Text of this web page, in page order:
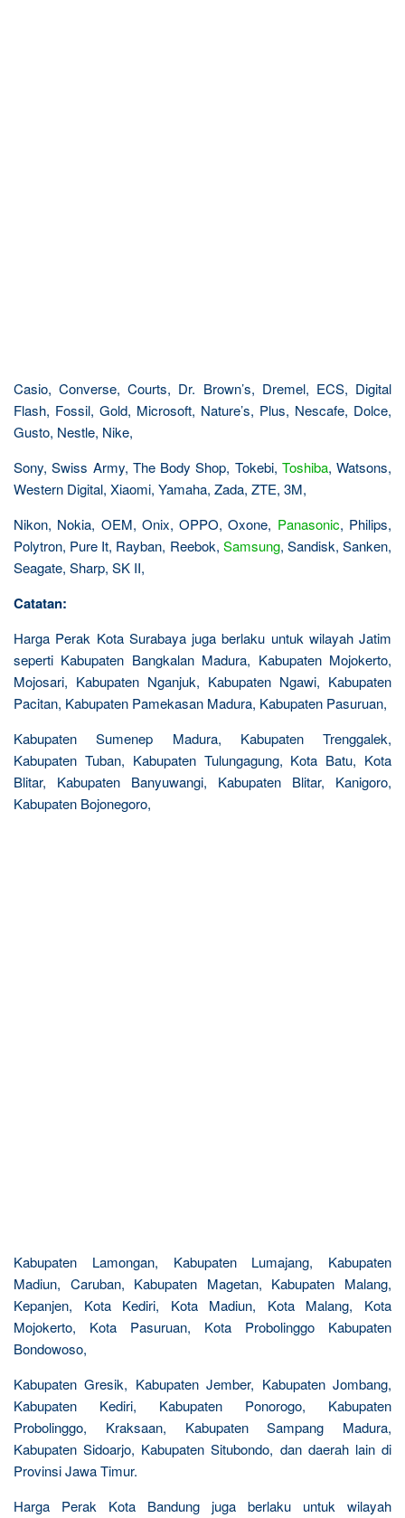
Casio, Converse, Courts, Dr. Brown’s, Dremel, ECS, Digital
Flash, Fossil, Gold, Microsoft, Nature’s, Plus, Nescafe, Dolce,
Gusto, Nestle, Nike,
Sony, Swiss Army, The Body Shop, Tokebi, Toshiba, Watsons,
Western Digital, Xiaomi, Yamaha, Zada, ZTE, 3M,
Nikon, Nokia, OEM, Onix, OPPO, Oxone, Panasonic, Philips,
Polytron, Pure It, Rayban, Reebok, Samsung, Sandisk, Sanken,
Seagate, Sharp, SK II,
Catatan:
Harga Perak Kota Surabaya juga berlaku untuk wilayah Jatim
seperti Kabupaten Bangkalan Madura, Kabupaten Mojokerto,
Mojosari, Kabupaten Nganjuk, Kabupaten Ngawi, Kabupaten
Pacitan, Kabupaten Pamekasan Madura, Kabupaten Pasuruan,
Kabupaten Sumenep Madura, Kabupaten Trenggalek,
Kabupaten Tuban, Kabupaten Tulungagung, Kota Batu, Kota
Blitar, Kabupaten Banyuwangi, Kabupaten Blitar, Kanigoro,
Kabupaten Bojonegoro,
Kabupaten Lamongan, Kabupaten Lumajang, Kabupaten
Madiun, Caruban, Kabupaten Magetan, Kabupaten Malang,
Kepanjen, Kota Kediri, Kota Madiun, Kota Malang, Kota
Mojokerto, Kota Pasuruan, Kota Probolinggo Kabupaten
Bondowoso,
Kabupaten Gresik, Kabupaten Jember, Kabupaten Jombang,
Kabupaten Kediri, Kabupaten Ponorogo, Kabupaten
Probolinggo, Kraksaan, Kabupaten Sampang Madura,
Kabupaten Sidoarjo, Kabupaten Situbondo, dan daerah lain di
Provinsi Jawa Timur.
Harga Perak Kota Bandung juga berlaku untuk wilayah